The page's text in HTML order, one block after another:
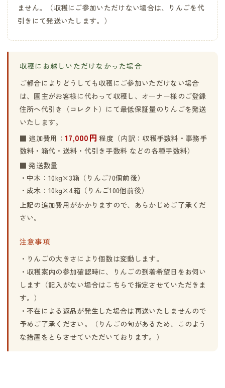
ません。（収穫にご参加いただけない場合は、りんごを代
引きにて発送いたします。）
収穫にお越しいただけなかった場合
ご都合によりどうしても収穫にご参加いただけない場合
は、園主がお客様に代わって収穫し、オーナー様のご登録
住所へ代引き（コレクト）にて最低保証量のりんごを発送
いたします。
■ 追加費用： 17,000円 程度（内訳：収穫手数料・事務手
数料・箱代・送料・代引き手数料 などの各種手数料）
■ 発送数量
・中木：10kg×3箱（りんご70個前後）
・成木：10kg×4箱（りんご100個前後）
上記の追加費用がかかりますので、あらかじめご了承くだ
さい。
注意事項
・りんごの大きさにより個数は変動します。
・収穫案内の参加確認時に、りんごの到着希望日をお伺い
します（記入がない場合はこちらで指定させていただきま
す。）
・不在による返品が発生した場合は再送いたしませんので
予めご了承ください。（りんごの旬があるため、このよう
な措置をとらさせていただいております。）